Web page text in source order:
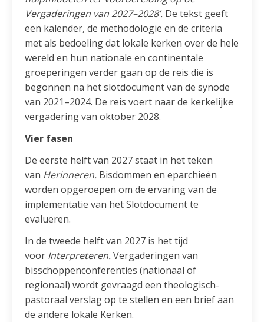
Vergaderingen van 2027–2028’. De tekst geeft
een kalender, de methodologie en de criteria
met als bedoeling dat lokale kerken over de hele
wereld en hun nationale en continentale
groeperingen verder gaan op de reis die is
begonnen na het slotdocument van de synode
van 2021–2024. De reis voert naar de kerkelijke
vergadering van oktober 2028.
Vier fasen
De eerste helft van 2027 staat in het teken
van Herinneren. Bisdommen en eparchieën
worden opgeroepen om de ervaring van de
implementatie van het Slotdocument te
evalueren.
In de tweede helft van 2027 is het tijd
voor Interpreteren.Vergaderingen van
bisschoppenconferenties (nationaal of
regionaal) wordt gevraagd een theologisch-
pastoraal verslag op te stellen en een brief aan
de andere lokale Kerken.